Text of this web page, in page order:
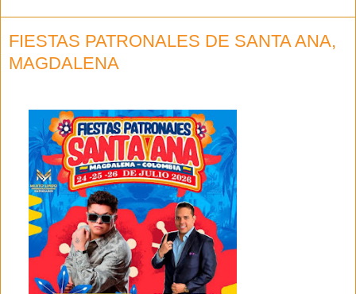
FIESTAS PATRONALES DE SANTA ANA,
MAGDALENA